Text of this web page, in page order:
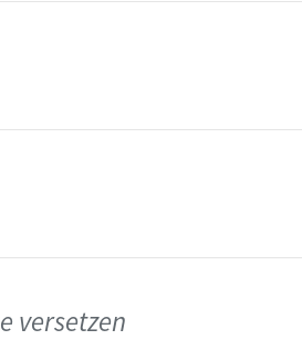
versetzen